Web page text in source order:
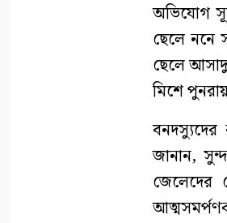
অভিযোগ
ছেলে ননে
ছেলে
মিশে
জানান,
জেলেদের